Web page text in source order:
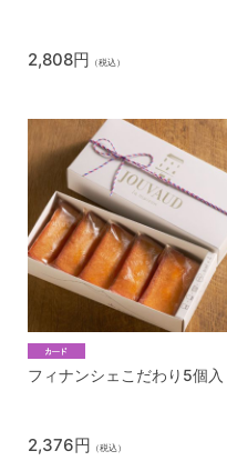
2,808円 （税込）
フィナンシェこだわり5個入
2,376円 （税込）